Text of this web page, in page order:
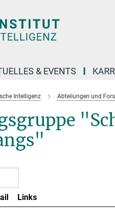
& EVENTS
Intelligenz Abteilungen und
Links